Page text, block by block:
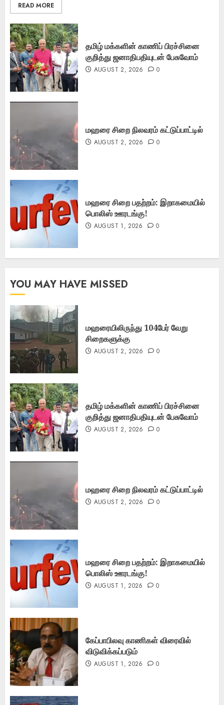
READ MORE
தமிழ் மக்களின் காணிப் பிரச்சினை
குறித்து ஜனாதிபதியுடன் பேசுவோம்
AUGUST 2, 2026 0
மஹரை சிறை நிலவரம் கட்டுப்பாட்டில்
AUGUST 2, 2026 0
மஹரை சிறை பதற்றம்: இறாகமையில்
பொலிஸ் ஊரடங்கு!
AUGUST 1, 2026 0
YOU MAY HAVE MISSED
மஹரையிலிருந்து 104பேர் வேறு
சிறைகளுக்கு
AUGUST 2, 2026 0
தமிழ் மக்களின் காணிப் பிரச்சினை
குறித்து ஜனாதிபதியுடன் பேசுவோம்
AUGUST 2, 2026 0
மஹரை சிறை நிலவரம் கட்டுப்பாட்டில்
AUGUST 2, 2026 0
மஹரை சிறை பதற்றம்: இறாகமையில்
பொலிஸ் ஊரடங்கு!
AUGUST 1, 2026 0
கேப்பாபிலவு காணிகள் விரைவில்
விடுவிக்கப்படும்
AUGUST 1, 2026 0